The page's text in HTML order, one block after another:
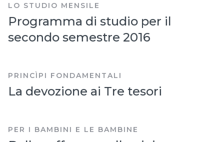
LO STUDIO MENSILE
Programma di studio per il
secondo semestre 2016
PRINCÌPI FONDAMENTALI
La devozione ai Tre tesori
PER I BAMBINI E LE BAMBINE